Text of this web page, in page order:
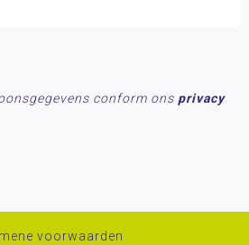
conform ons privacy
voorwaarden